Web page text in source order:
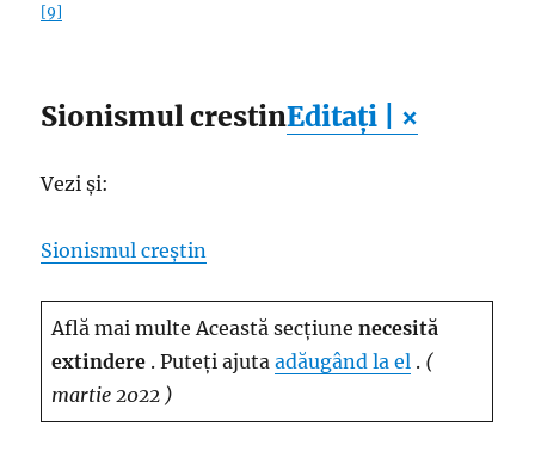
[9]
Sionismul crestinEditați | ×
Vezi și:
Sionismul creștin
Află mai multe Această secțiunenecesită
extindere . Puteți ajutaadăugând la el . (
martie 2022 )